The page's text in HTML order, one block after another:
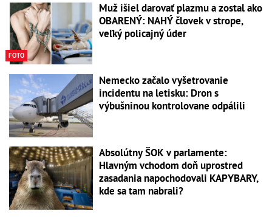
FOTO
Muž išiel darovať plazmu a zostal ako
OBARENÝ: NAHÝ človek v strope,
veľký policajný úder
Nemecko začalo vyšetrovanie
incidentu na letisku: Dron s
výbušninou kontrolovane odpálili
Absolútny ŠOK v parlamente:
Hlavným vchodom doň uprostred
zasadania napochodovali KAPYBARY,
kde sa tam nabrali?